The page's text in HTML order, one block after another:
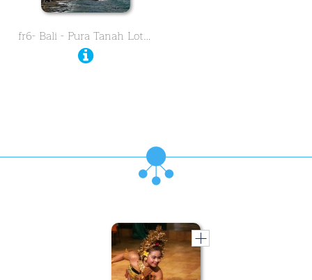
fr6- Bali - Pura Tanah Lot …